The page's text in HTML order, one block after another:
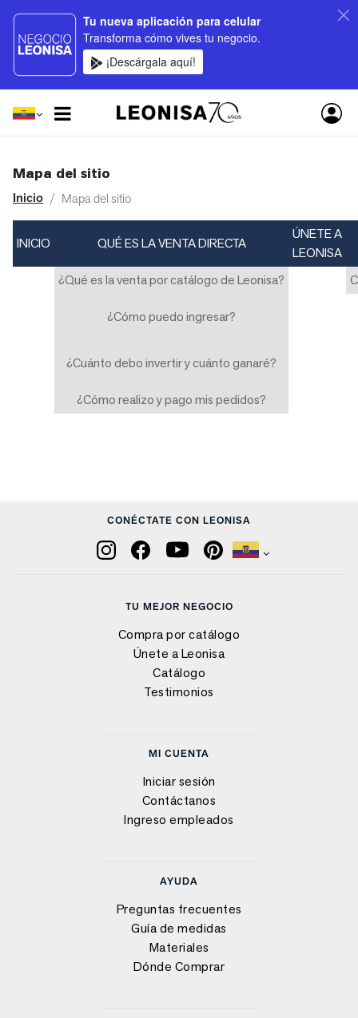
Tu nueva aplicación para celular
Transforma cómo vives tu negocio.
¡Descárgala aquí!
Mapa del sitio
Inicio Mapa del sitio
INICIO QUÉ ES LA VENTA DIRECTA
ÚNETE A
LEONISA
¿Qué es la venta por catálogo de Leonisa?
¿Cómo puedo ingresar?
¿Cuánto debo invertir y cuánto ganaré?
¿Cómo realizo y pago mis pedidos?
CONÉCTATE CON LEONISA
TU MEJOR NEGOCIO
Compra por catálogo
Únete a Leonisa
Catálogo
Testimonios
MI CUENTA
Iniciar sesión
Contáctanos
Ingreso empleados
AYUDA
Preguntas frecuentes
Guía de medidas
Materiales
Dónde Comprar